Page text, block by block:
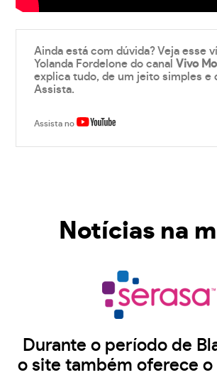
Ainda está com dúvida? Veja esse
Yolanda Fordelone do canalVivo
explica tudo, de um jeito simples e
Assista.
Assista no
Notícias na
Durante o período de
o site também oferece o